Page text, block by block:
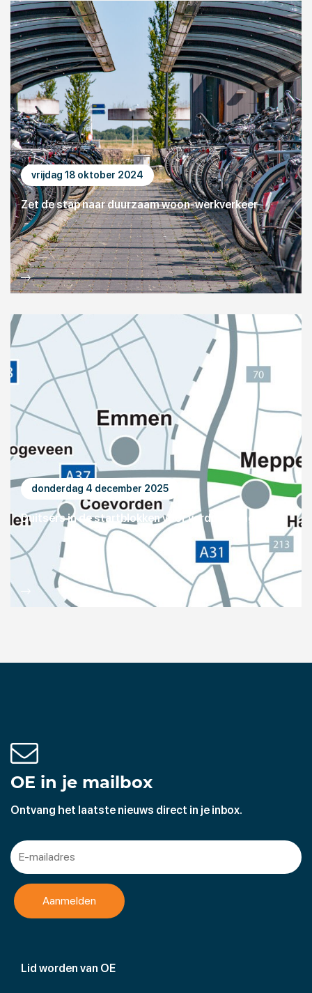
vrijdag 18 oktober 2024
Zet de stap naar duurzaam woon-werkverkeer
donderdag 4 december 2025
Duitsers in de startblokken voor verdubbeling E233
Lid worden van OE
OE in je mailbox
Ontvang het laatste nieuws direct in je inbox.